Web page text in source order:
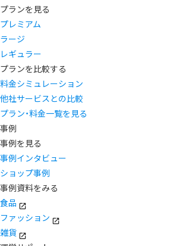
プランを見る
プレミアム
ラージ
レギュラー
プランを比較する
料金シミュレーション
他社サービスとの比較
プラン・料金一覧を見る
事例
事例を見る
事例インタビュー
ショップ事例
事例資料をみる
食品
ファッション
雑貨